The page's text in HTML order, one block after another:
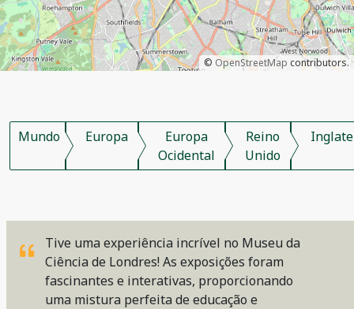
© OpenStreetMap contributors.
Mundo Europa
Europa
Ocidental
Reino
Unido
Tive uma experiência incrível no Museu da
Ciência de Londres! As exposições foram
fascinantes e interativas, proporcionando
uma mistura perfeita de educação e